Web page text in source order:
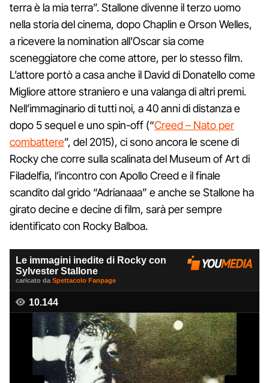
terra è la mia terra”. Stallone divenne il terzo uomo
nella storia del cinema, dopo Chaplin e Orson Welles,
a ricevere la nomination all'Oscar sia come
sceneggiatore che come attore, per lo stesso film.
L’attore portò a casa anche il David di Donatello come
Migliore attore straniero e una valanga di altri premi.
Nell’immaginario di tutti noi, a 40 anni di distanza e
dopo 5 sequel e uno spin-off (“Creed – Nato per
combattere”, del 2015), ci sono ancora le scene di
Rocky che corre sulla scalinata del Museum of Art di
Filadelfia, l’incontro con Apollo Creed e il finale
scandito dal grido “Adrianaaa” e anche se Stallone ha
girato decine e decine di film, sarà per sempre
identificato con Rocky Balboa.